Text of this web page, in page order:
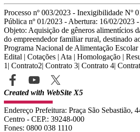
Processo nº 003/2023 - Inexigibilidade Nº
Pública nº 01/2023 - Abertura: 16/02/2023
Objeto: Aquisição de gêneros alimentícios
do empreendedor familiar rural, destinado
Programa Nacional de Alimentação
Edital | Cotações | Ata | Homologação |
1 | Contrato2| Contrato 3| Contrato 4|
Created with WebSite X5
Endereço Prefeitura: Praça São Sebastião,
Centro - CEP.: 39248-000
Fones: 0800 038 1110